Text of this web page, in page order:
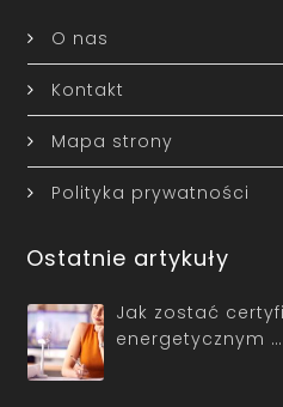
O nas
Kontakt
Mapa strony
Polityka prywatności
Ostatnie artykuły
Jak zostać
energetycznym …